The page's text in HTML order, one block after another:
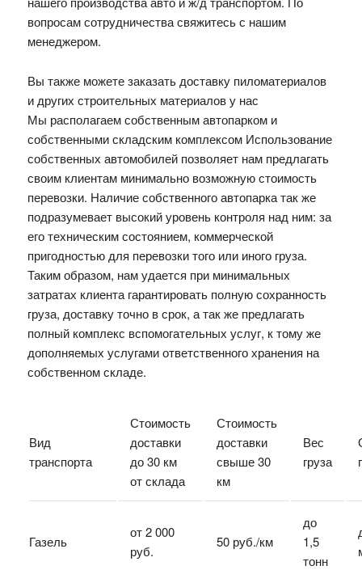
вопросам сотрудничества свяжитесь с нашим
менеджером.
Вы также можете заказать доставку пиломатериалов
и других строительных материалов у нас
Мы располагаем собственным автопарком и
собственными складским комплексом Использование
собственных автомобилей позволяет нам предлагать
своим клиентам минимально возможную стоимость
перевозки. Наличие собственного автопарка так же
подразумевает высокий уровень контроля над ним: за
его техническим состоянием, коммерческой
пригодностью для перевозки того или иного груза.
Таким образом, нам удается при минимальных
затратах клиента гарантировать полную сохранность
груза, доставку точно в срок, а так же предлагать
полный комплекс вспомогательных услуг, к тому же
дополняемых услугами ответственного хранения на
собственном складе.
Вид
транспорта
Стоимость
доставки
до 30 км
от склада
Стоимость
доставки
свыше 30
км
Вес
груза
Газель
от 2 000
руб.
50 руб./км
до
1,5
тонн